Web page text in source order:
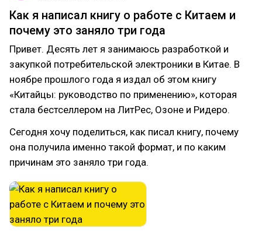
Как я написал книгу о работе с Китаем и
почему это заняло три года
Привет. Десять лет я занимаюсь разработкой и
закупкой потребительской электроники в Китае. В
ноябре прошлого года я издал об этом книгу
«Китайцы: руководство по применению», которая
стала бестселлером на ЛитРес, Озоне и Ридеро.
Сегодня хочу поделиться, как писал книгу, почему
она получила именно такой формат, и по каким
причинам это заняло три года.